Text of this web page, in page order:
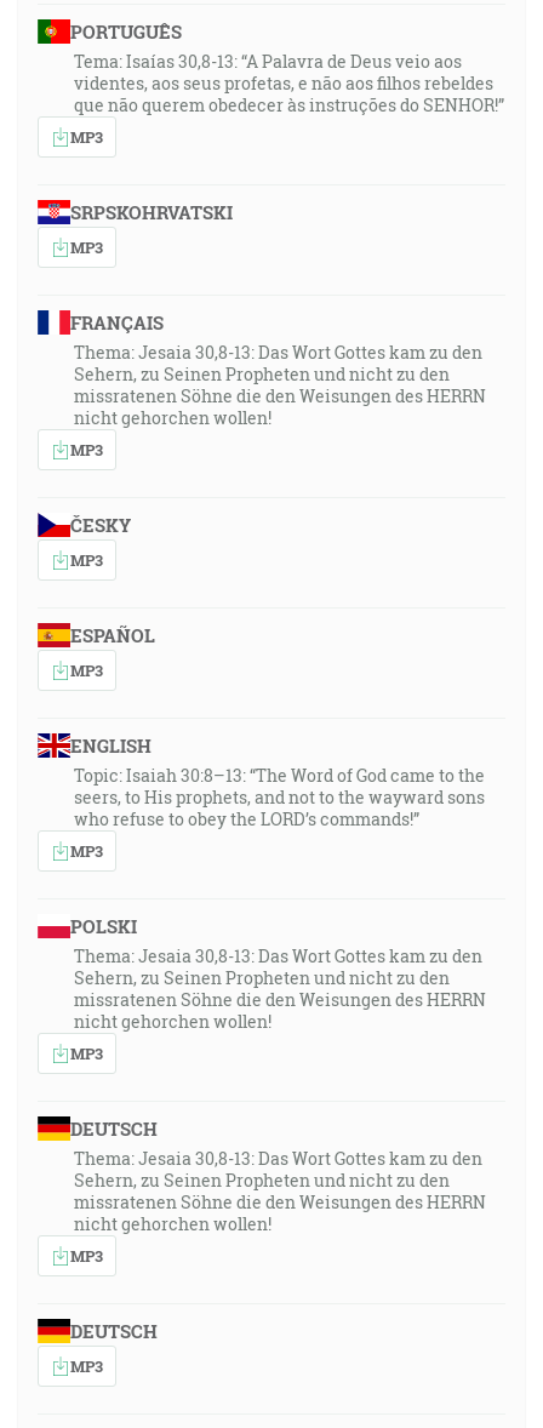
PORTUGUÊS
Tema: Isaías 30,8-13: “A Palavra de Deus veio aos
videntes, aos seus profetas, e não aos filhos rebeldes
que não querem obedecer às instruções do SENHOR!”
MP3
SRPSKOHRVATSKI
MP3
FRANÇAIS
Thema: Jesaia 30,8-13: Das Wort Gottes kam zu den
Sehern, zu Seinen Propheten und nicht zu den
missratenen Söhne die den Weisungen des HERRN
nicht gehorchen wollen!
MP3
ČESKY
MP3
ESPAÑOL
MP3
ENGLISH
Topic: Isaiah 30:8–13: “The Word of God came to the
seers, to His prophets, and not to the wayward sons
who refuse to obey the LORD’s commands!”
MP3
POLSKI
Thema: Jesaia 30,8-13: Das Wort Gottes kam zu den
Sehern, zu Seinen Propheten und nicht zu den
missratenen Söhne die den Weisungen des HERRN
nicht gehorchen wollen!
MP3
DEUTSCH
Thema: Jesaia 30,8-13: Das Wort Gottes kam zu den
Sehern, zu Seinen Propheten und nicht zu den
missratenen Söhne die den Weisungen des HERRN
nicht gehorchen wollen!
MP3
DEUTSCH
MP3